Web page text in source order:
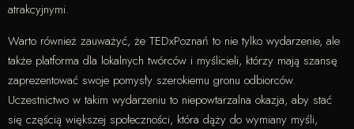
atrakcyjnymi.
Warto również zauważyć, że TEDxPoznań to nie tylko wydarzenie, ale
także platforma dla lokalnych twórców i myślicieli, którzy mają szansę
zaprezentować swoje pomysły szerokiemu gronu odbiorców.
Uczestnictwo w takim wydarzeniu to niepowtarzalna okazja, aby stać
się częścią większej społeczności, która dąży do wymiany myśli,